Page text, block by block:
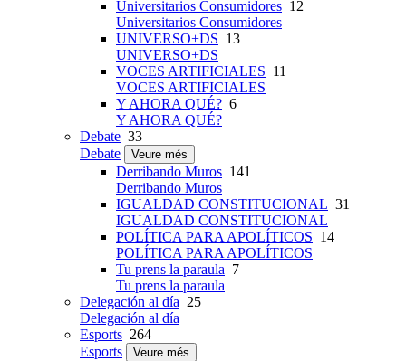
Universitarios Consumidores 12
Universitarios Consumidores
UNIVERSO+DS 13
UNIVERSO+DS
VOCES ARTIFICIALES 11
VOCES ARTIFICIALES
Y AHORA QUÉ? 6
Y AHORA QUÉ?
Debate 33
Debate
Veure més
Derribando Muros 141
Derribando Muros
IGUALDAD CONSTITUCIONAL 31
IGUALDAD CONSTITUCIONAL
POLÍTICA PARA APOLÍTICOS 14
POLÍTICA PARA APOLÍTICOS
Tu prens la paraula 7
Tu prens la paraula
Delegación al día 25
Delegación al día
Esports 264
Esports
Veure més